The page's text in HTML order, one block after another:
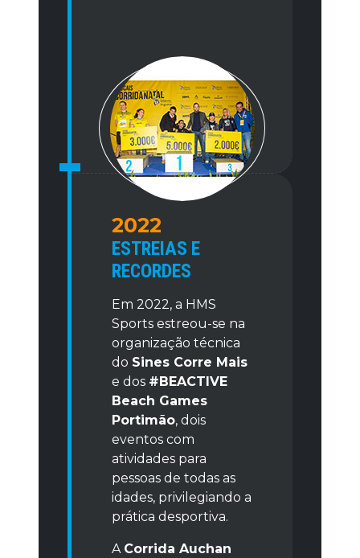
2022
ESTREIAS E
RECORDES
Em 2022, a HMS
Sports estreou-se na
organização técnica
do Sines Corre Mais
e dos #BEACTIVE
Beach Games
Portimão, dois
eventos com
atividades para
pessoas de todas as
idades, privilegiando a
prática desportiva.
A Corrida Auchan